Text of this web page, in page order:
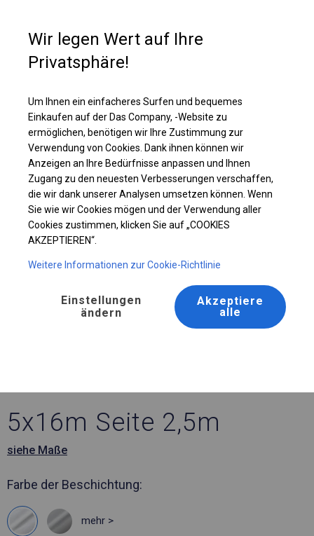
Ganzjähriges Catering-Zelt | 5x16 m
5x16m Seite 2,5m
siehe Maße
Farbe der Beschichtung:
mehr >
Wir legen Wert auf Ihre
Privatsphäre!
Um Ihnen ein einfacheres Surfen und bequemes
Einkaufen auf der Das Company, -Website zu
ermöglichen, benötigen wir Ihre Zustimmung zur
Verwendung von Cookies. Dank ihnen können wir
Anzeigen an Ihre Bedürfnisse anpassen und Ihnen
Zugang zu den neuesten Verbesserungen verschaffen,
die wir dank unserer Analysen umsetzen können. Wenn
Sie wie wir Cookies mögen und der Verwendung aller
Cookies zustimmen, klicken Sie auf „COOKIES
AKZEPTIEREN“.
Weitere Informationen zur Cookie-Richtlinie
Einstellungen
ändern
Akzeptiere
alle